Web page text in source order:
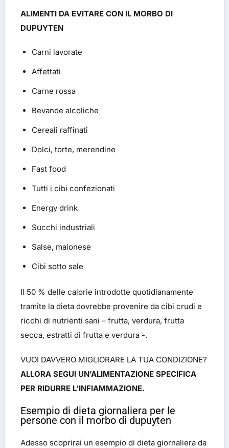
ALIMENTI DA EVITARE CON IL MORBO DI
DUPUYTEN
Carni lavorate
Affettati
Carne rossa
Bevande alcoliche
Cereali raffinati
Dolci, torte, merendine
Fast food
Tutti i cibi confezionati
Energy drink
Succhi industriali
Salse, maionese
Cibi sotto sale
Il 50 % delle calorie introdotte quotidianamente
tramite la dieta dovrebbe provenire da cibi crudi e
ricchi di nutrienti sani – frutta, verdura, frutta
secca, estratti di frutta e verdura -.
VUOI DAVVERO MIGLIORARE LA TUA CONDIZIONE?
ALLORA SEGUI UN’ALIMENTAZIONE SPECIFICA
PER RIDURRE L’INFIAMMAZIONE.
Esempio di dieta giornaliera per le
persone con il morbo di dupuyten
Adesso scoprirai un esempio di dieta giornaliera da